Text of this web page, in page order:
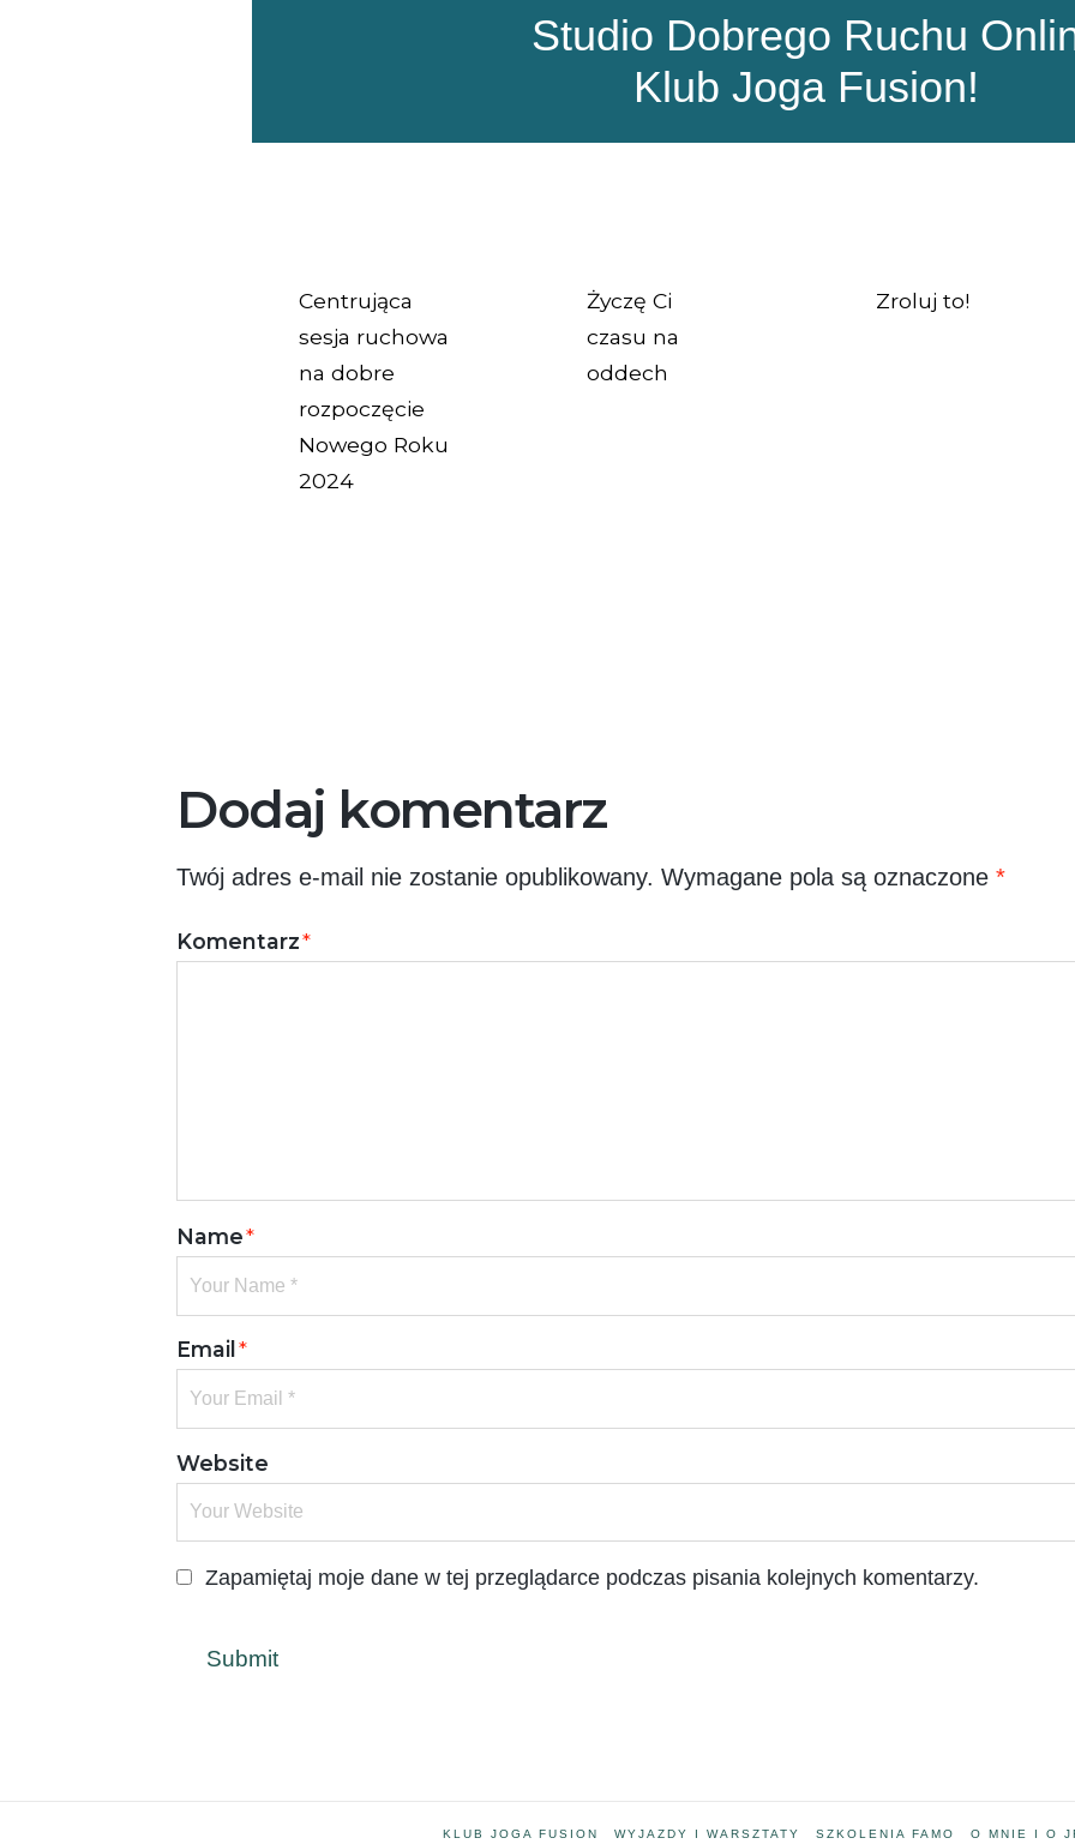
Studio Dobrego Ruchu
Klub Joga Fusion!
Centrująca
sesja ruchowa
na dobre
rozpoczęcie
Nowego Roku
2024
Życzę Ci
czasu na
oddech
Zroluj to!
Dodaj komentarz
Twój adres e-mail nie zostanie opublikowany. Wymagane pola są oznaczone *
Komentarz*
Name*
Email*
Website
Zapamiętaj moje dane w tej przeglądarce podczas pisania kolejnych komentarzy.
KLUB JOGA FUSION WYJAZDY I WARSZTATY SZKOLENIA FAMO O MNIE I O